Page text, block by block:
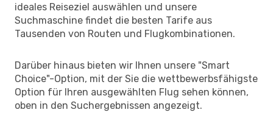
ideales Reiseziel auswählen und unsere
Suchmaschine findet die besten Tarife aus
Tausenden von Routen und Flugkombinationen.
Darüber hinaus bieten wir Ihnen unsere "Smart
Choice"-Option, mit der Sie die wettbewerbsfähigste
Option für Ihren ausgewählten Flug sehen können,
oben in den Suchergebnissen angezeigt.